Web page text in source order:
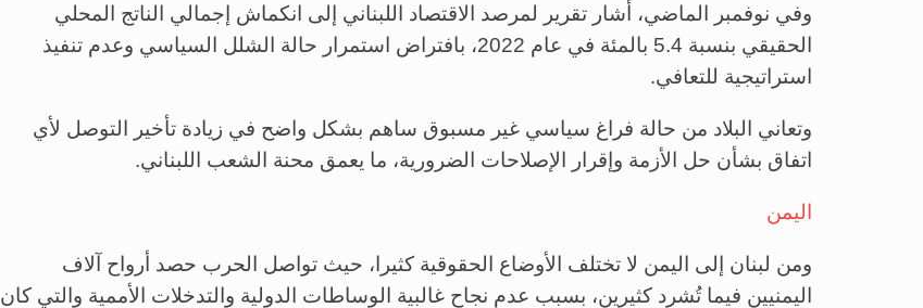
وفي نوفمبر الماضي، أشار تقرير لمرصد الاقتصاد اللبناني إلى انكماش إجمالي الناتج المحلي
الحقيقي بنسبة 5.4 بالمئة في عام 2022، بافتراض استمرار حالة الشلل السياسي وعدم تنفيذ
استراتيجية للتعافي.
وتعاني البلاد من حالة فراغ سياسي غير مسبوق ساهم بشكل واضح في زيادة تأخير التوصل لأي
اتفاق بشأن حل الأزمة وإقرار الإصلاحات الضرورية، ما يعمق محنة الشعب اللبناني.
اليمن
ومن لبنان إلى اليمن لا تختلف الأوضاع الحقوقية كثيرا، حيث تواصل الحرب حصد أرواح آلاف
اليمنيين فيما تُشرد كثيرين، بسبب عدم نجاح غالبية الوساطات الدولية والتدخلات الأممية والتي كان